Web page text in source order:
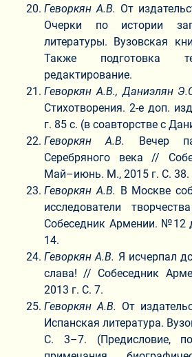
Геворкян А.В. От
Очерки по истории
литературы. Вузовская
Также подготовка
редактирование.
Геворкян А.В., Даниэлян
Стихотворения. 2-е доп.
г. 85 с. (в соавторстве с
Геворкян А.В.
Вечер
Серебряного века //
Май–июнь. М., 2015 г. С. 38.
Геворкян А.В. В Москве
исследователи
Собеседник Армении. №12
14.
Геворкян А.В. Я исчерпал
слава! // Собеседник
2013 г. С. 7.
Геворкян А.В. От
Испанская литература.
С. 3–7. (Предисловие,